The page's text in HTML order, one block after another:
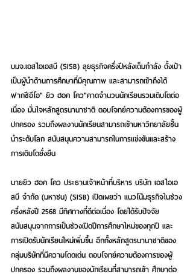
บมจ.เอสไอเอสบี (SISB) ลุยธุรกิจครึ่งปีหลังเต็มกำลัง ตั้งเป้า
เป็นผู้นำด้านการศึกษาที่มีคุณภาพ และสามารถเข้าถึงได้
ฟากซีอีโอ" ยิว ฮอค โคว"คาดจำนวนนักเรียนรวมเติบโตต่อ
เนื่อง มั่นใจหลักสูตรนานาชาติ ตอบโจทย์ความต้องการของผู้
ปกครอง รวมถึงผลงานนักเรียนสามารถเข้ามหาวิทยาลัยชั้น
นำระดับโลก สนับสนุนความสามารถในการแข่งขันและสร้าง
การเติบโตยั่งยืน
นายยิว ฮอค โคว ประธานเจ้าหน้าที่บริหาร บริษัท เอสไอเอ
สบี จำกัด (มหาชน) (SISB) เปิดเผยว่า แนวโน้มธุรกิจในช่วง
ครึ่งหลังปี 2568 มีทิศทางที่ดีต่อเนื่อง โดยได้รับปัจจัย
สนับสนุนจากการเป็นช่วงเปิดปีการศึกษาใหม่ของทุกปี และ
การเปิดรับนักเรียนใหม่เพิ่มขึ้น อีกทั้งหลักสูตรนานาชาติของ
กลุ่มบริษัทที่มีความโดดเด่น ตอบโจทย์ความต้องการของผู้
ปกครอง รวมถึงผลงานของนักเรียนที่สามารถเข้า ศึกษาต่อ